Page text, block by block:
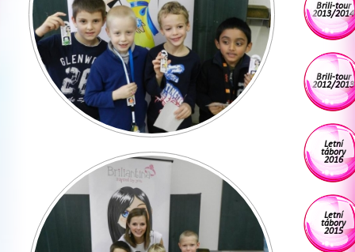
Brili-tour
2013/2014
Brili-tour
2012/2013
Letní
tábory
2016
Letní
tábory
2015